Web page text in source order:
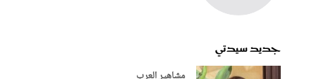
جديد سيدتي